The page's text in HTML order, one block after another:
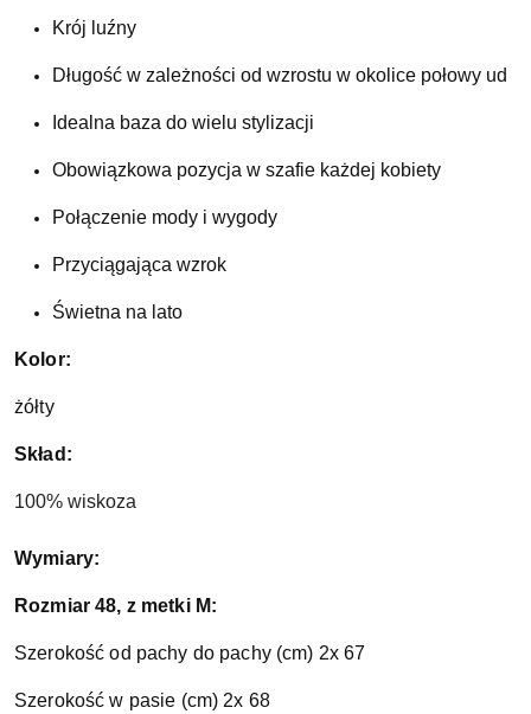
Krój luźny
Długość w zależności od wzrostu w okolice połowy ud
Idealna baza do wielu stylizacji
Obowiązkowa pozycja w szafie każdej kobiety
Połączenie mody i wygody
Przyciągająca wzrok
Świetna na lato
Kolor:
żółty
Skład:
100% wiskoza
Wymiary:
Rozmiar 48, z metki M:
Szerokość od pachy do pachy (cm) 2x 67
Szerokość w pasie (cm) 2x 68